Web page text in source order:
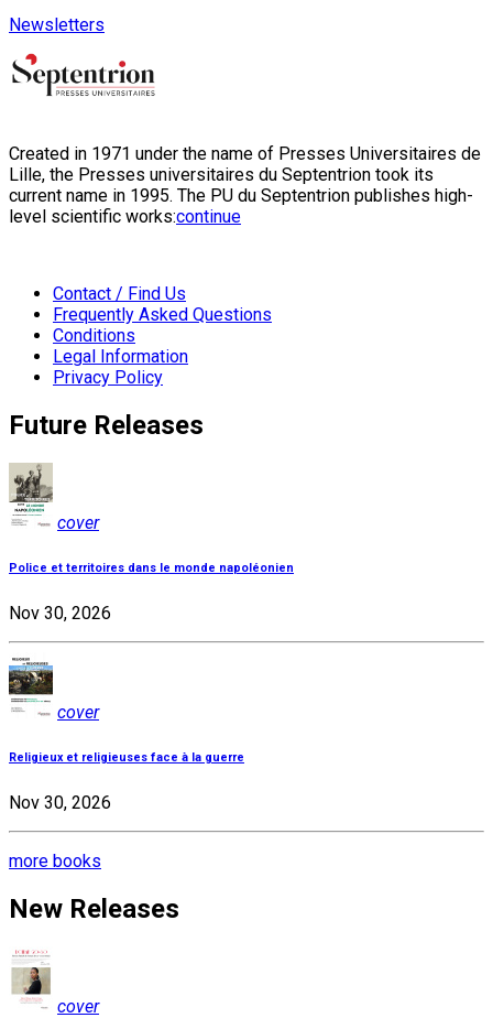
Newsletters
Created in 1971 under the name of Presses Universitaires de
Lille, the Presses universitaires du Septentrion took its
current name in 1995. The PU du Septentrion publishes high-
level scientific works:continue
Contact / Find Us
Frequently Asked Questions
Conditions
Legal Information
Privacy Policy
Future Releases
cover
Police et territoires dans le monde napoléonien
Nov 30, 2026
cover
Religieux et religieuses face à la guerre
Nov 30, 2026
more books
New Releases
cover